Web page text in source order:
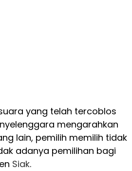
yang telah tercoblos
mengarahkan
lain, pemilih memilih tidak
adanya pemilihan bagi
Siak.